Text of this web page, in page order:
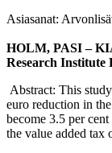
Asiasanat:
HOLM, PASI –
Research Institute
Abstract: This
euro reduction in
become 3.5 per
the value added tax